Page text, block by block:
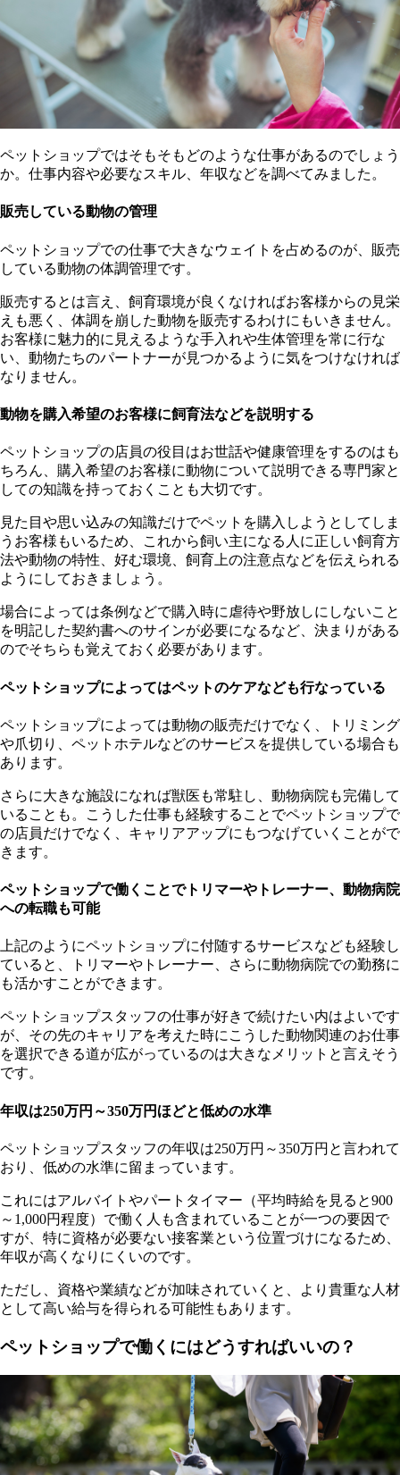
ペットショップではそもそもどのような仕事があるのでしょう
か。仕事内容や必要なスキル、年収などを調べてみました。
販売している動物の管理
ペットショップでの仕事で大きなウェイトを占めるのが、販売
している動物の体調管理です。
販売するとは言え、飼育環境が良くなければお客様からの見栄
えも悪く、体調を崩した動物を販売するわけにもいきません。
お客様に魅力的に見えるような手入れや生体管理を常に行な
い、動物たちのパートナーが見つかるように気をつけなければ
なりません。
動物を購入希望のお客様に飼育法などを説明する
ペットショップの店員の役目はお世話や健康管理をするのはも
ちろん、購入希望のお客様に動物について説明できる専門家と
しての知識を持っておくことも大切です。
見た目や思い込みの知識だけでペットを購入しようとしてしま
うお客様もいるため、これから飼い主になる人に正しい飼育方
法や動物の特性、好む環境、飼育上の注意点などを伝えられる
ようにしておきましょう。
場合によっては条例などで購入時に虐待や野放しにしないこと
を明記した契約書へのサインが必要になるなど、決まりがある
のでそちらも覚えておく必要があります。
ペットショップによってはペットのケアなども行なっている
ペットショップによっては動物の販売だけでなく、トリミング
や爪切り、ペットホテルなどのサービスを提供している場合も
あります。
さらに大きな施設になれば獣医も常駐し、動物病院も完備して
いることも。こうした仕事も経験することでペットショップで
の店員だけでなく、キャリアアップにもつなげていくことがで
きます。
ペットショップで働くことでトリマーやトレーナー、動物病院
への転職も可能
上記のようにペットショップに付随するサービスなども経験し
ていると、トリマーやトレーナー、さらに動物病院での勤務に
も活かすことができます。
ペットショップスタッフの仕事が好きで続けたい内はよいです
が、その先のキャリアを考えた時にこうした動物関連のお仕事
を選択できる道が広がっているのは大きなメリットと言えそう
です。
年収は250万円～350万円ほどと低めの水準
ペットショップスタッフの年収は250万円～350万円と言われて
おり、低めの水準に留まっています。
これにはアルバイトやパートタイマー（平均時給を見ると900
～1,000円程度）で働く人も含まれていることが一つの要因で
すが、特に資格が必要ない接客業という位置づけになるため、
年収が高くなりにくいのです。
ただし、資格や業績などが加味されていくと、より貴重な人材
として高い給与を得られる可能性もあります。
ペットショップで働くにはどうすればいいの？